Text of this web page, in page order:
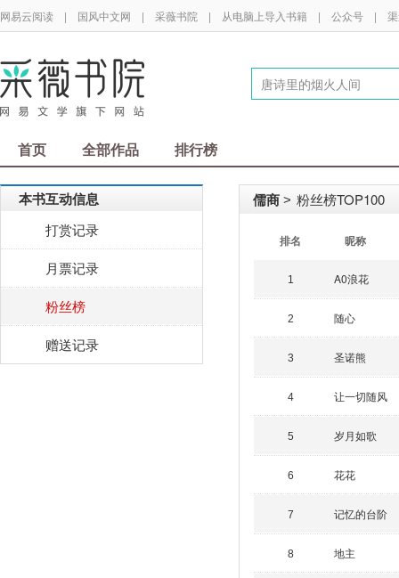
网易云阅读 | 国风中文网 | 采薇书院 | 从电脑上导入书籍 | 公众号 |
首页 全部作品 排行榜
本书互动信息
打赏记录
月票记录
粉丝榜
赠送记录
儒商 > 粉丝榜TOP100
排名 昵称
1 A0浪花
2 随心
3 圣诺熊
4 让一切随风
5 岁月如歌
6 花花
7 记忆的台阶
8 地主